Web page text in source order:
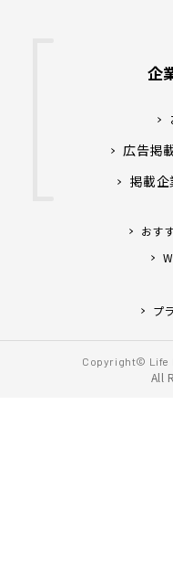
企
広告掲
掲載
おす
プ
Copyright© Life
All